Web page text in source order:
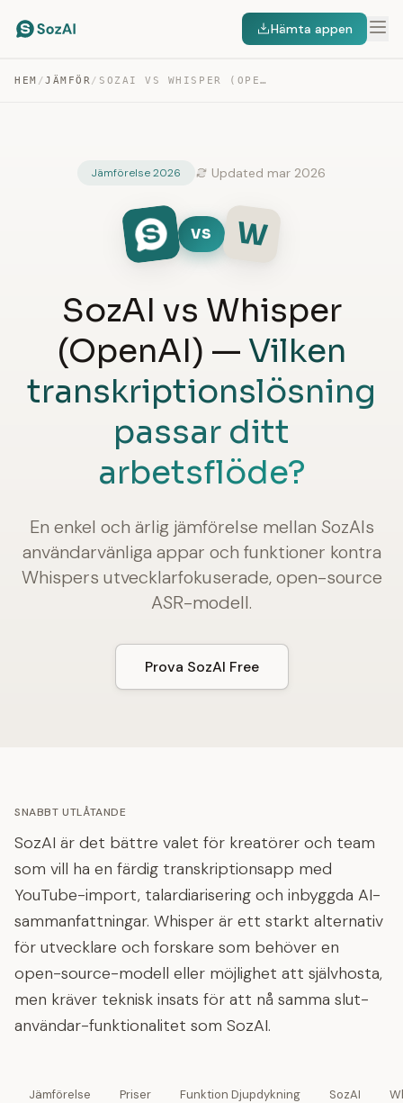
Hämta appen
HEM /JÄMFÖR / SOZAI VS WHISPER (OPENAI)
Jämförelse 2026 Updated mar 2026
VS W
SozAI vs Whisper
(OpenAI) — Vilken
transkriptionslösning
passar ditt
arbetsflöde?
En enkel och ärlig jämförelse mellan SozAIs
användarvänliga appar och funktioner kontra
Whispers utvecklarfokuserade, open-source
ASR-modell.
Prova SozAI Free
SNABBT UTLÅTANDE
SozAI är det bättre valet för kreatörer och team
som vill ha en färdig transkriptionsapp med
YouTube-import, talardiarisering och inbyggda AI-
sammanfattningar. Whisper är ett starkt alternativ
för utvecklare och forskare som behöver en
open-source-modell eller möjlighet att självhosta,
men kräver teknisk insats för att nå samma slut-
användar-funktionalitet som SozAI.
Jämförelse Priser Funktion Djupdykning SozAI